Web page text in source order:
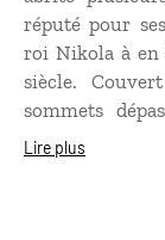
réputé pour
roi Nikola à
siècle.
sommets
national de
Lire plus